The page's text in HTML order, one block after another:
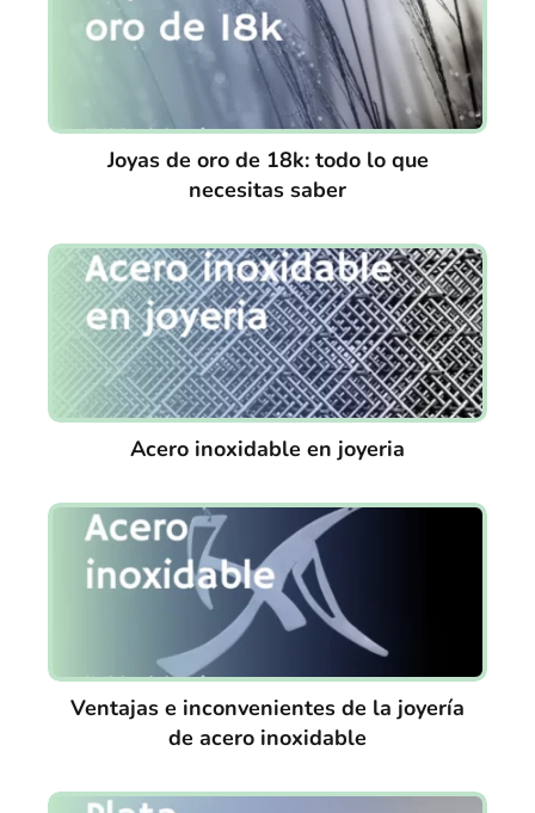
Joyas de oro de 18k: todo lo que
necesitas saber
Acero inoxidable en joyeria
Ventajas e inconvenientes de la joyería
de acero inoxidable